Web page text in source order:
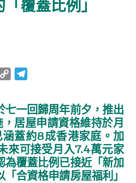
覆蓋比例」
y
L
i
n
k
e
g
r
a
m
七一回歸周年前夕，推出
居屋申請資格維持於月
蓋約8成香港家庭。加
來可接受月入7.4萬元家
為覆蓋比例已接近「新加
合資格申請房屋福利」